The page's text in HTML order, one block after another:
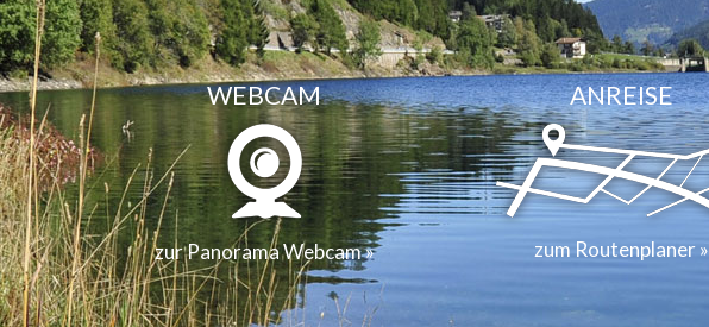
WEBCAM
zur Panorama Webcam »
ANREISE
zum Routenplaner »